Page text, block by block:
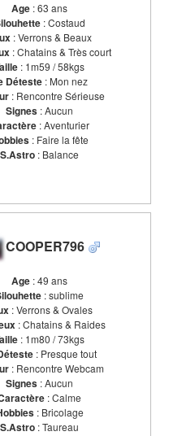
Age : 63 ans
: Costaud
: Verrons & Beaux
: Chatains & Très court
: 1m59 / 58kgs
Déteste: Mon nez
: Rencontre Sérieuse
Signes : Aucun
: Aventurier
: Faire la fête
S.Astro : Balance
COOPER796
Age : 49 ans
: sublime
: Verrons & Ovales
: Chatains & Raides
: 1m80 / 73kgs
: Presque tout
: Rencontre Webcam
Signes : Aucun
: Calme
: Bricolage
S.Astro : Taureau